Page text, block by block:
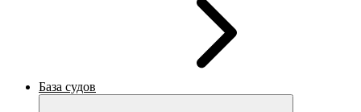
База судов